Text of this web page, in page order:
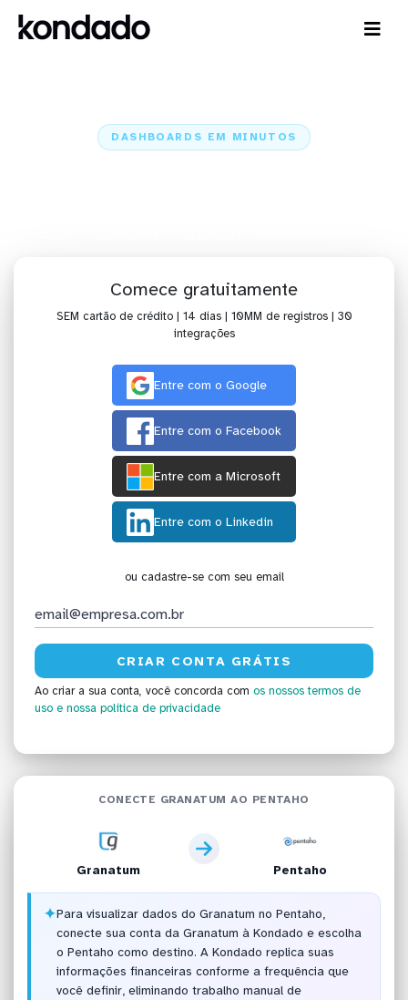
DASHBOARDS EM MINUTOS
Comece gratuitamente
SEM cartão de crédito | 14 dias | 10MM de registros | 30
integrações
Entre com o Google
Entre com o Facebook
Entre com a Microsoft
Entre com o Linkedin
ou cadastre-se com seu email
Ao criar a sua conta, você concorda com os nossos termos de
uso e nossa política de privacidade
CONECTE GRANATUM AO PENTAHO
Granatum Pentaho
✦Para visualizar dados do Granatum no Pentaho,
conecte sua conta da Granatum à Kondado e escolha
o Pentaho como destino. A Kondado replica suas
informações financeiras conforme a frequência que
você definir, eliminando trabalho manual de